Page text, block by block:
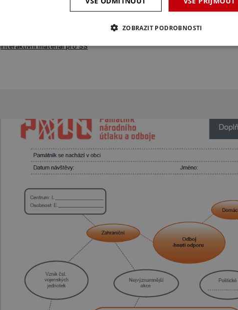
Interaktivní materiál pro SŠ
ZOBRAZIT PODROBNOSTI